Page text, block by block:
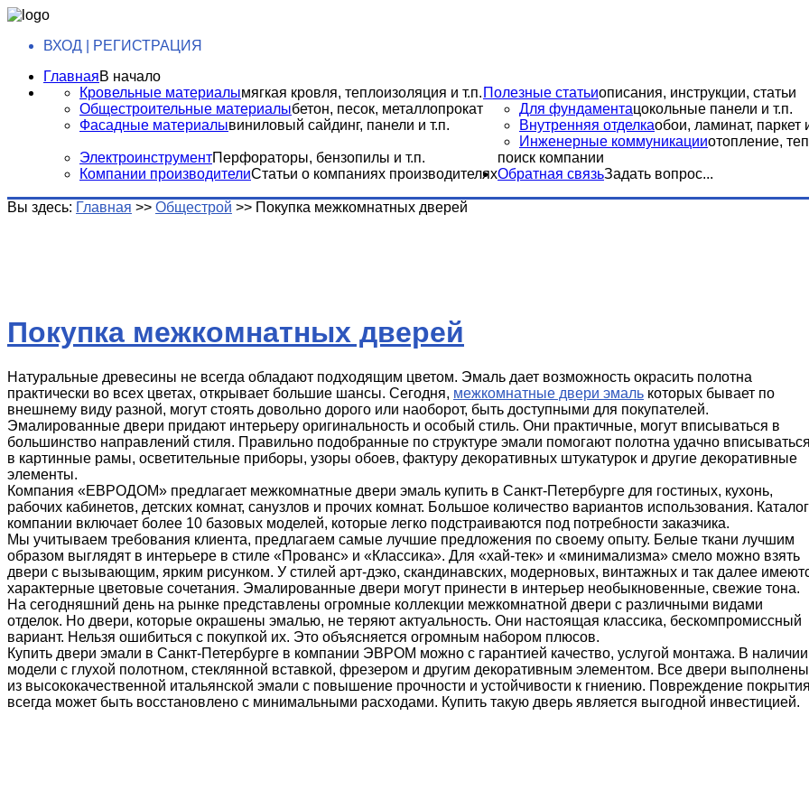
ВХОД | РЕГИСТРАЦИЯ
ГлавнаяВ начало
Полезные статьиописания, инструкции, статьи
Кровельные материалымягкая кровля, теплоизоляция и т.п.
Общестроительные материалыбетон, песок, металлопрокат
Фасадные материалывиниловый сайдинг, панели и т.п.
Для фундаментацокольные панели и т.п.
Внутренняя отделкаобои, ламинат, паркет
Инженерные коммуникацииотопление,
ЭлектроинструментПерфораторы, бензопилы и т.п.
Компании производителиСтатьи о компаниях производителях
поиск компании
Обратная связьЗадать вопрос...
Вы здесь: Главная >> Общестрой >> Покупка межкомнатных дверей
Покупка межкомнатных дверей
Натуральные древесины не всегда обладают подходящим цветом. Эмаль дает возможность окрасить полотна
практически во всех цветах, открывает большие шансы. Сегодня, межкомнатные двери эмаль которых бывает по
внешнему виду разной, могут стоять довольно дорого или наоборот, быть доступными для покупателей.
Эмалированные двери придают интерьеру оригинальность и особый стиль. Они практичные, могут вписываться в
большинство направлений стиля. Правильно подобранные по структуре эмали помогают полотна удачно вписываться
в картинные рамы, осветительные приборы, узоры обоев, фактуру декоративных штукатурок и другие декоративные
элементы.
Компания «ЕВРОДОМ» предлагает межкомнатные двери эмаль купить в Санкт-Петербурге для гостиных, кухонь,
рабочих кабинетов, детских комнат, санузлов и прочих комнат. Большое количество вариантов использования. Каталог
компании включает более 10 базовых моделей, которые легко подстраиваются под потребности заказчика.
Мы учитываем требования клиента, предлагаем самые лучшие предложения по своему опыту. Белые ткани лучшим
образом выглядят в интерьере в стиле «Прованс» и «Классика». Для «хай-тек» и «минимализма» смело можно взять
двери с вызывающим, ярким рисунком. У стилей арт-дэко, скандинавских, модерновых, винтажных и так далее
характерные цветовые сочетания. Эмалированные двери могут принести в интерьер необыкновенные, свежие тона.
На сегодняшний день на рынке представлены огромные коллекции межкомнатной двери с различными видами
отделок. Но двери, которые окрашены эмалью, не теряют актуальность. Они настоящая классика, бескомпромиссный
вариант. Нельзя ошибиться с покупкой их. Это объясняется огромным набором плюсов.
Купить двери эмали в Санкт-Петербурге в компании ЭВРОМ можно с гарантией качество, услугой монтажа. В наличии
модели с глухой полотном, стеклянной вставкой, фрезером и другим декоративным элементом. Все двери выполнены
из высококачественной итальянской эмали с повышение прочности и устойчивости к гниению. Повреждение покрытия
всегда может быть восстановлено с минимальными расходами. Купить такую дверь является выгодной инвестицией.